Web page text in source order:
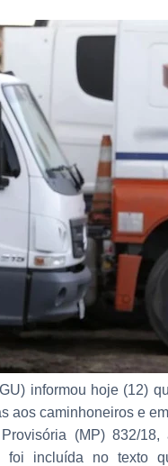
informou hoje (12)
aos caminhoneiros e
(MP) 832/
foi incluída no texto